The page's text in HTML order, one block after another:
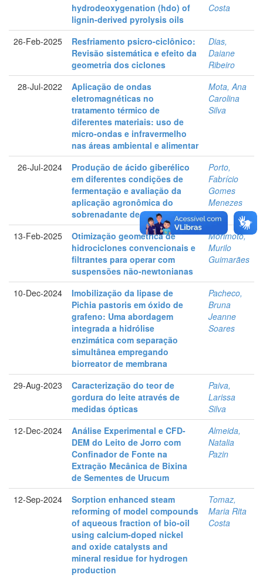
hydrodeoxygenation (hdo) of
lignin-derived pyrolysis oils
Costa
26-Feb-2025
Resfriamento psicro-ciclônico:
Revisão sistemática e efeito da
geometria dos ciclones
Dias,
Daiane
Ribeiro
28-Jul-2022
Aplicação de ondas
eletromagnéticas no
tratamento térmico de
diferentes materiais: uso de
micro-ondas e infravermelho
nas áreas ambiental e alimentar
Mota, Ana
Carolina
Silva
26-Jul-2024
Produção de ácido giberélico
em diferentes condições de
fermentação e avaliação da
aplicação agronômica do
sobrenadante de cultivo
Porto,
Fabrício
Gomes
Menezes
13-Feb-2025
Otimização geométrica de
hidrociclones convencionais e
filtrantes para operar com
suspensões não-newtonianas
Morimoto,
Murilo
Guimarães
10-Dec-2024
Imobilização da lipase de
Pichia pastoris em óxido de
grafeno: Uma abordagem
integrada a hidrólise
enzimática com separação
simultânea empregando
biorreator de membrana
Pacheco,
Bruna
Jeanne
Soares
29-Aug-2023
Caracterização do teor de
gordura do leite através de
medidas ópticas
Paiva,
Larissa
Silva
12-Dec-2024
Análise Experimental e CFD-
DEM do Leito de Jorro com
Confinador de Fonte na
Extração Mecânica de Bixina
de Sementes de Urucum
Almeida,
Natalia
Pazin
12-Sep-2024
Sorption enhanced steam
reforming of model compounds
of aqueous fraction of bio-oil
using calcium-doped nickel
and oxide catalysts and
mineral residue for hydrogen
production
Tomaz,
Maria Rita
Costa